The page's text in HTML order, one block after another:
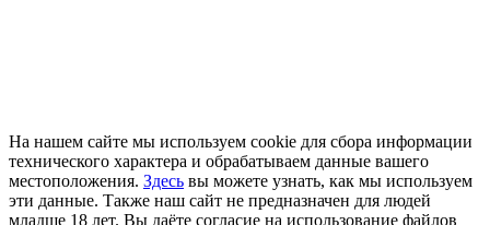
На нашем сайте мы используем cookie для сбора информации
технического характера и обрабатываем данные вашего
местоположения. Здесь вы можете узнать, как мы используем
эти данные. Также наш сайт не предназначен для людей
младше 18 лет. Вы даёте согласие на использование файлов